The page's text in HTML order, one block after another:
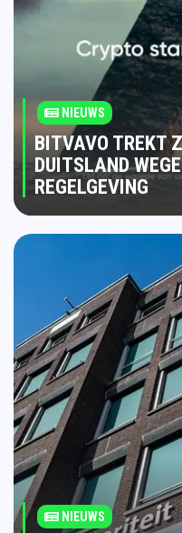
NIEUWS
BITVAVO TREKT
DUITSLAND
REGELGEVING
NIEUWS